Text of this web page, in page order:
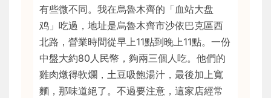
有些微不同。我在烏魯木齊的「血站大盘
鸡」吃過，地址是烏魯木齊市沙依巴克區西
北路，營業時間從早上11點到晚上11點。一份
中盤大約80人民幣，夠兩三個人吃。他們的
雞肉燉得軟爛，土豆吸飽湯汁，最後加上寬
麵，那味道絕了。不過要注意，這家店經常